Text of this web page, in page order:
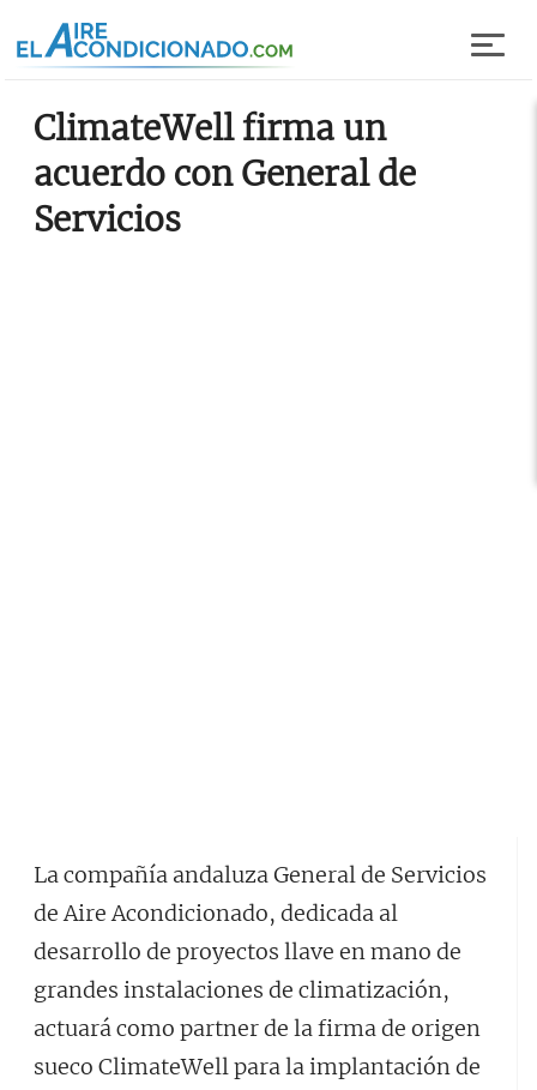
ClimateWell firma un
acuerdo con General de
Servicios
La compañía andaluza General de Servicios
de Aire Acondicionado, dedicada al
desarrollo de proyectos llave en mano de
grandes instalaciones de climatización,
actuará como partner de la firma de origen
sueco ClimateWell para la implantación de